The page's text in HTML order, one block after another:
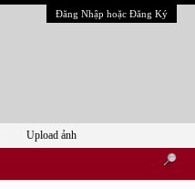
Đăng Nhập hoặc Đăng Ký
Upload ảnh